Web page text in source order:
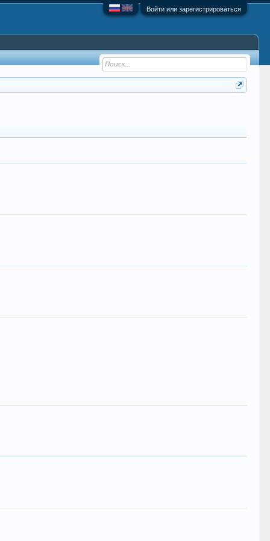
Войти или зарегистрироваться